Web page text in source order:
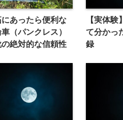
あったら便利な
（パンクレス）
絶対的な信頼性
【実体
て分かっ
録